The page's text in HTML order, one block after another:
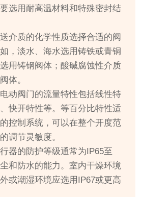
选用耐高温材料和特殊密封结
介质的化学性质选择合适的阀
，淡水、海水选用铸铁或青铜
用铸钢阀体；酸碱腐蚀性介质
体。
动阀门的流量特性包括线性特
快开特性等。等百分比特性适
控制系统，可以在整个开度范
调节灵敏度。
器的防护等级通常为IP65至
和防水的能力。室内干燥环境
或潮湿环境应选用IP67或更高